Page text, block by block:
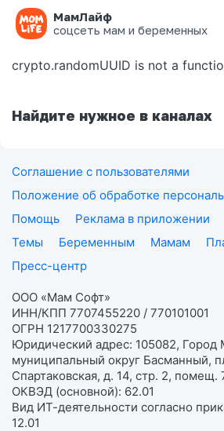
МамЛайф
соцсеть мам и беременных
Ошибка на странице
crypto.randomUUID is not a
Найдите нужное в каналах
Соглашение с пользователями
Положение об обработке
Помощь
Реклама в приложении
Темы
Беременным Мамам
Пресс-центр
ООО «Мам Софт»
ИНН/КПП 7707455220 / 770101001
ОГРН 1217700330275
Юридический адрес: 105082, Город
муниципальный округ Басманный,
Спартаковская, д. 14, стр. 2, помещ.
ОКВЭД (основной): 62.01
Вид ИТ-деятельности согласно
12.01